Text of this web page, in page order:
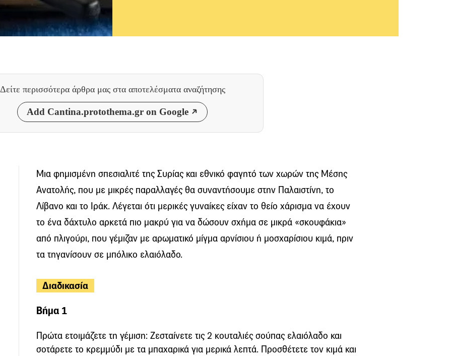
Δείτε περισσότερα άρθρα μας στα αποτελέσματα αναζήτησης
Add Cantina.protothema.gr on Google
Μια φημισμένη σπεσιαλιτέ της Συρίας και εθνικό φαγητό των χωρών της Μέσης
Ανατολής, που με μικρές παραλλαγές θα συναντήσουμε στην Παλαιστίνη, το
Λίβανο και το Ιράκ. Λέγεται ότι μερικές γυναίκες είχαν το θείο χάρισμα να έχουν
το ένα δάχτυλο αρκετά πιο μακρύ για να δώσουν σχήμα σε μικρά «σκουφάκια»
από πλιγούρι, που γέμιζαν με αρωματικό μίγμα αρνίσιου ή μοσχαρίσιου κιμά, πριν
τα τηγανίσουν σε μπόλικο ελαιόλαδο.
Διαδικασία
Βήμα 1
Πρώτα ετοιμάζετε τη γέμιση: Ζεσταίνετε τις 2 κουταλιές σούπας ελαιόλαδο και
σοτάρετε το κρεμμύδι με τα μπαχαρικά για μερικά λεπτά. Προσθέτετε τον κιμά και